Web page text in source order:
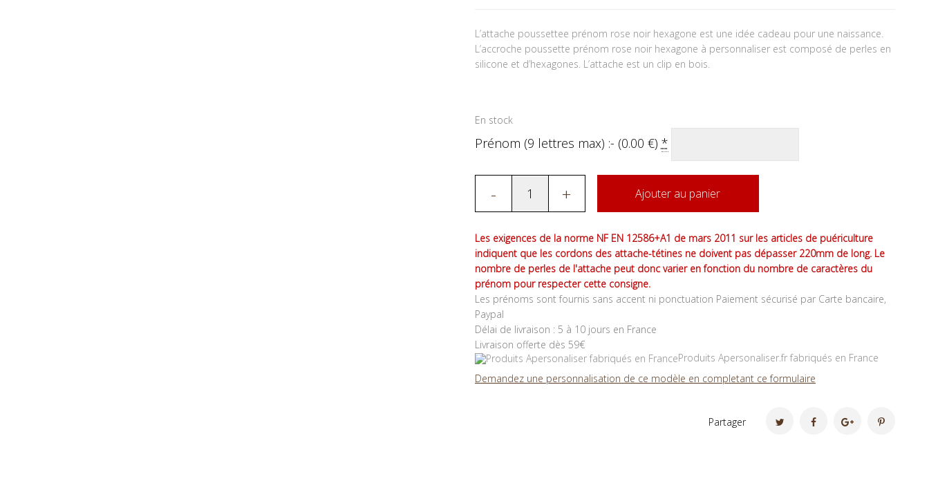
L’attache poussettee prénom rose noir hexagone est une idée cadeau pour une naissance.
L’accroche poussette prénom rose noir hexagone à personnaliser est composé de perles en
silicone et d’hexagones. L’attache est un clip en bois.
En stock
Prénom (9 lettres max) :- (0.00 €) *
- + Ajouter au panier
Les exigences de la norme NF EN 12586+A1 de mars 2011 sur les articles de puériculture
indiquent que les cordons des attache-tétines ne doivent pas dépasser 220mm de long. Le
nombre de perles de l'attache peut donc varier en fonction du nombre de caractères du
prénom pour respecter cette consigne.
Les prénoms sont fournis sans accent ni ponctuation Paiement sécurisé par Carte bancaire,
Paypal
Délai de livraison : 5 à 10 jours en France
Livraison offerte dès 59€
Produits Apersonaliser.fr fabriqués en France
Demandez une personnalisation de ce modèle en completant ce formulaire
Partager